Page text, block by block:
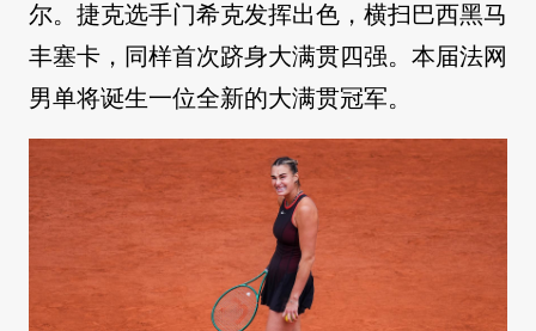
尔。捷克选手门希克发挥出色，横扫巴西黑马
丰塞卡，同样首次跻身大满贯四强。本届法网
男单将诞生一位全新的大满贯冠军。